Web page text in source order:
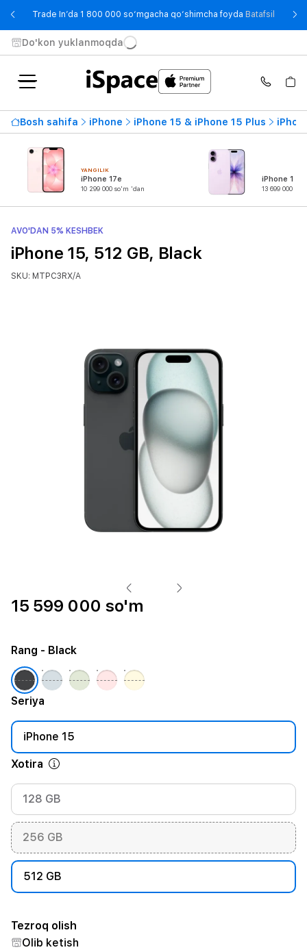
Trade In’da 1 800 000 so‘mgacha qo‘shimcha foyda Batafsil -
Do'kon yuklanmoqda
Bosh sahifa iPhone iPhone 15 & iPhone 15 Plus
YANGILIK
iPhone 17e
10 299 000 so'm 'dan
iPhone 17
13 699 000
AVO'DAN 5% KESHBEK
iPhone 15, 512 GB, Black
SKU: MTPC3RX/A
15 599 000 so'm
Seriya
iPhone 15
Xotira
128 GB
256 GB
512 GB
Rang - Black
Tezroq olish
Olib ketish